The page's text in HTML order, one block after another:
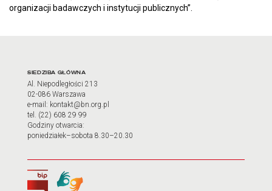
organizacji badawczych i instytucji publicznych”.
Adres oraz godziny
SIEDZIBA GŁÓWNA
Al. Niepodległości 213
02-086 Warszawa
e-mail: kontakt@bn.org.pl
tel. (22) 608 29 99
Godziny otwarcia:
poniedziałek–sobota 8.30–20.30
Biuletyn Informacji Publicznej
Tłumacz języka migowego